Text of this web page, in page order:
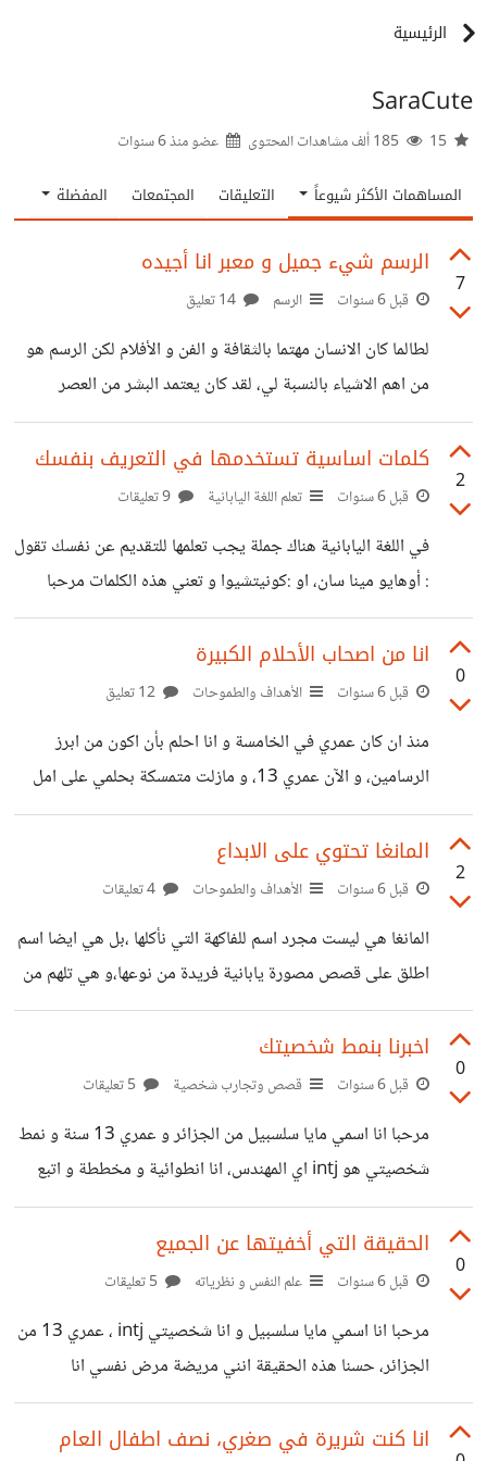
الرئيسية
SaraCute
عضو منذ6 سنوات
المساهمات الأكثر شيوعاً التعليقات المجتمعات المفضلة
7
الرسم شيء جميل و معبر انا أجيده
قبل 6 سنوات الرسم
لطالما كان الانسان مهتما بالثقافة و الفن و الأفلام لكن الرسم هو
من اهم الاشياء بالنسبة لي، لقد كان يعتمد البشر من العصر
الحجري على الرسم و النقش على الجدران لإيصال الفكرة
للآخرين و تبيين احداثهم و يومياتهم و قصصهم و الآن الرسم هو
عبارة عن لوحة معبرة عن الفن، و هو ايضا هواية و وسيلة ترفيه
الجدران و في كل مكان، و من اشهر اللوحات القديمة موناليزا و
لوحات
2
كلمات اساسية تستخدمها في التعريف بنفسك
قبل 6 سنوات تعلم اللغة اليابانية
في اللغة اليابانية هناك جملة يجب تعلمها للتقديم عن نفسك تقول
: أوهايو مينا سان، او :كونيتشيوا و تعني هذه الكلمات مرحبا
تقول:واثاشيوا و تعني هذه الكلمة انا تقول:ديس و هذه الكلمة
توضع في نهاية التعريف بإسمك على سبيل المثال نختار اسم مايا
فنقول:اوهايو مينا سان واثاشيوا مايا ديس فتعني هذه الجملة
إستفدتوا https://suar.me/OWdpx
https://suar.me/jzPvB https://suar.me/L5e9E
https://suar.me/ad073 https://suar.me/qqPrV
0
انا من اصحاب الأحلام الكبيرة
قبل 6 سنوات الأهداف والطموحات
منذ ان كان عمري في الخامسة و انا احلم بأن اكون من ابرز
الرسامين، و الآن عمري 13، و مازلت متمسكة بحلمي على امل
ان احققه، تدربت و صارت رسوماتي الأجمل في قسمي، و تفوقت
على رسومات من هم اكبر مني سنا في المتوسطة، فأنا الآن على
ثقة كبيرة بأنني عندما أكبر سأجلب الفخر لعائلتي و لوطني في
يوما بعد يوم، فعندما قارنت رسماتي القديمة بالجديدة وجدت
اختلافا كبيرا
2
المانغا تحتوي على الابداع
قبل 6 سنوات الأهداف والطموحات
المانغا هي ليست مجرد اسم للفاكهة التي نأكلها ،بل هي ايضا اسم
اطلق على قصص مصورة يابانية فريدة من نوعها،و هي تلهم من
يصنعون الأنمي، فهم يقرؤون المانغا و اذا اعجبتهم سيجعلونها
انمي ،يمكننا قراءة المانغا في اي وقت و ذلك عن طريق الهاتف او
الحاسوب، او عن طريق شرائها، سبب محبتي لقرائتها هو انني
،متعة و تسلية لن تتوقعها، تفتح لك المانغا عالما من الخيال و
المغامرة ادخله كلما امل
0
اخبرنا بنمط شخصيتك
قبل 6 سنوات قصص وتجارب شخصية
مرحبا انا اسمي مايا سلسبيل من الجزائر و عمري 13 سنة و نمط
شخصيتي هو intj اي المهندس، انا انطوائية و مخططة و اتبع
عقلي بدل قلبي ، حسنا انا لست منفتحة كثيرا لكني كنت اود ان
اعرف نتائجكم و من يتطابق معي فل يخبرني عنه و اليكم
نتائجي في الإختبار، احاول ان اكون اجتماعية 😓😬
https://suar.me/2m499 https://suar.me/1X7gw
0
الحقيقة التي أخفيتها عن الجميع
قبل 6 سنوات علم النفس و نظرياته
مرحبا انا اسمي مايا سلسبيل و انا شخصيتي intj ، عمري 13 من
الجزائر، حسنا هذه الحقيقة انني مريضة مرض نفسي انا
بسايكوباثر، و عندي متلازمة لا أحفظ إسمها لكنها تتجسد في
كوني لا أحتمل سماع الأصوات و أرسم رسمات ذموية و احشاء
انا كنت شريرة في صغري، نصف اطفال العام